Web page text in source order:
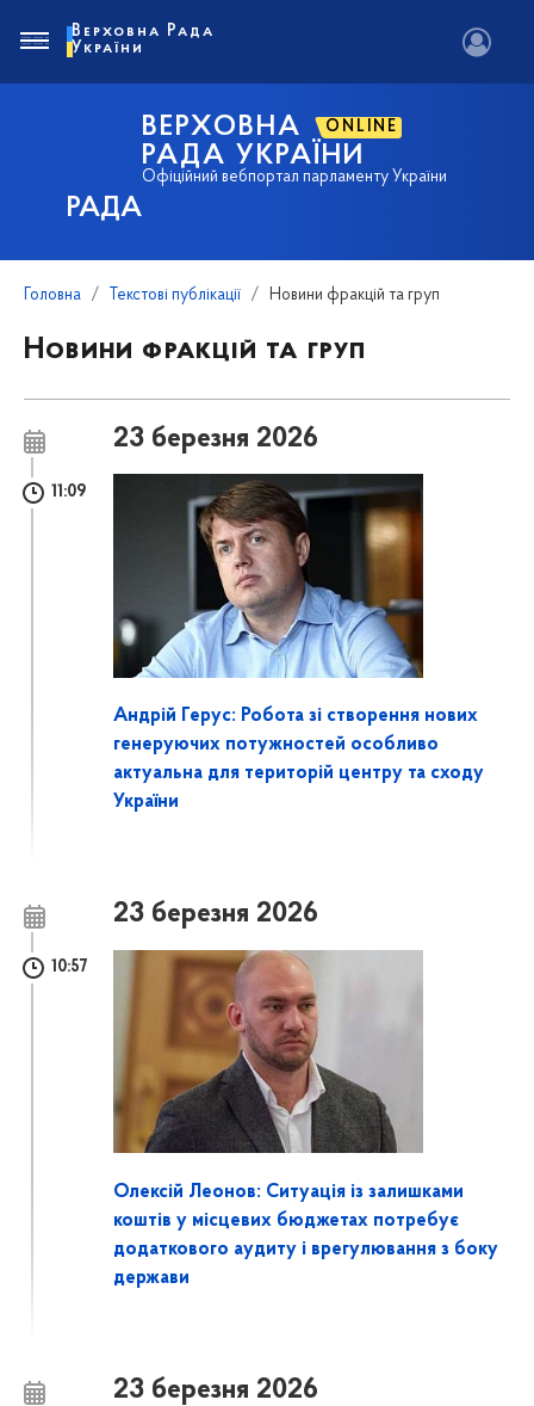
РАДА
ВЕРХОВНА ONLINE
РАДА УКРАЇНИ
Офіційний вебпортал парламенту України
Верховна Рада
України
Головна Текстові публікації Новини фракцій та груп
Новини фракцій та груп
23 березня 2026
11:09
Андрій Герус: Робота зі створення нових
генеруючих потужностей особливо
актуальна для територій центру та сходу
України
23 березня 2026
10:57
Олексій Леонов: Ситуація із залишками
коштів у місцевих бюджетах потребує
додаткового аудиту і врегулювання з боку
держави
23 березня 2026